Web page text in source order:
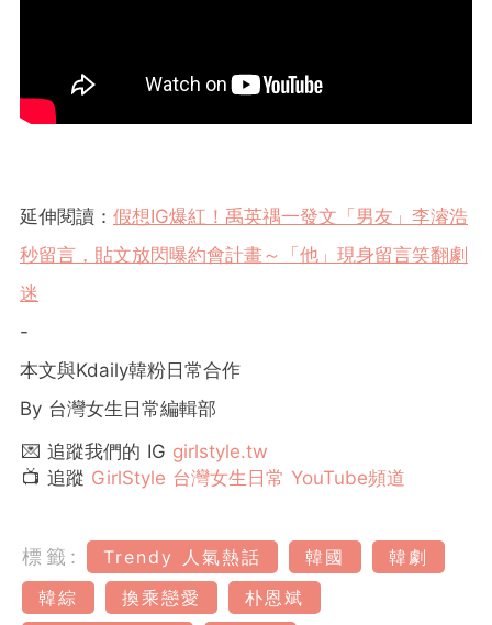
延伸閱讀： 假想IG爆紅！禹英禑一發文「男友」李濬浩
秒留言，貼文放閃曝約會計畫～「他」現身留言笑翻劇
迷
-
本文與Kdaily韓粉日常合作
By 台灣女生日常編輯部
💌 追蹤我們的 IG girlstyle.tw
📺 追蹤 GirlStyle 台灣女生日常 YouTube頻道
標籤: Trendy 人氣熱話 韓國
韓劇
韓綜
換乘戀愛
朴恩斌